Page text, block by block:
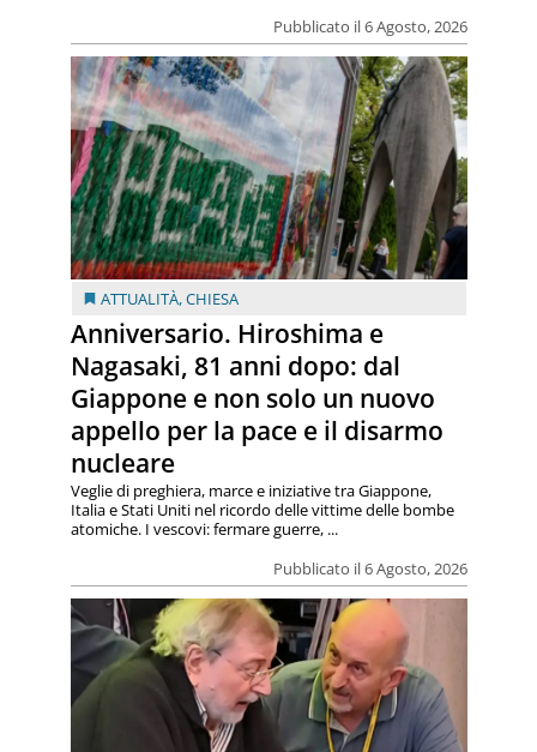
Pubblicato il 6 Agosto, 2026
ATTUALITÀ,CHIESA
Anniversario. Hiroshima e
Nagasaki, 81 anni dopo: dal
Giappone e non solo un nuovo
appello per la pace e il disarmo
nucleare
Pubblicato il 6 Agosto, 2026
Veglie di preghiera, marce e iniziative tra Giappone,
Italia e Stati Uniti nel ricordo delle vittime delle bombe
atomiche. I vescovi: fermare guerre, ...